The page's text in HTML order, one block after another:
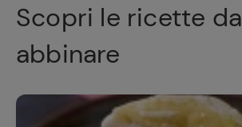
Scopri le ricette da
abbinare